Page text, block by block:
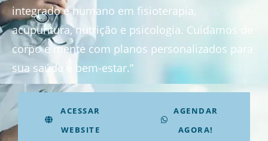
integrado e humano em fisioterapia,
acupuntura, nutrição e psicologia. Cuidamos de
corpo e mente com planos personalizados para
sua saúde e bem-estar.”
ACESSAR
WEBSITE
AGENDAR
AGORA!